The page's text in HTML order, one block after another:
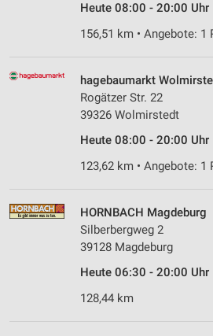
Heute 08:00 - 20:00 Uhr
156,51 km • Angebote: 1
hagebaumarkt
Rogätzer Str. 22
39326 Wolmirstedt
Heute 08:00 - 20:00 Uhr
123,62 km • Angebote: 1
HORNBACH Magdeburg
Silberbergweg 2
39128 Magdeburg
Heute 06:30 - 20:00 Uhr
128,44 km